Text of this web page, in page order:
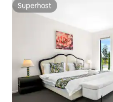
Superhost
Superhost